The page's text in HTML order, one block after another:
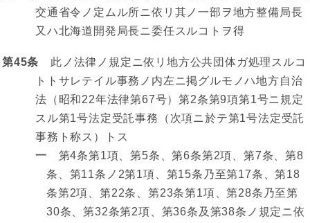
交通省令ノ定ムル所ニ依リ其ノ一部ヲ地方整備局長
又ハ北海道開発局長ニ委任スルコトヲ得
第45条 此ノ法律ノ規定ニ依リ地方公共団体ガ処理スルコ
トトサレテイル事務ノ内左ニ掲グルモノハ地方自治
法（昭和22年法律第67号）第2条第9項第1号ニ規定
スル第1号法定受託事務（次項ニ於テ第1号法定受託
事務ト称ス）トス
一 第4条第1項、第5条、第6条第2項、第7条、第8
条、第11条ノ2第1項、第15条乃至第17条、第18
条第2項、第22条、第23条第1項、第28条乃至第
30条、第32条第2項、第36条及第38条ノ規定ニ依